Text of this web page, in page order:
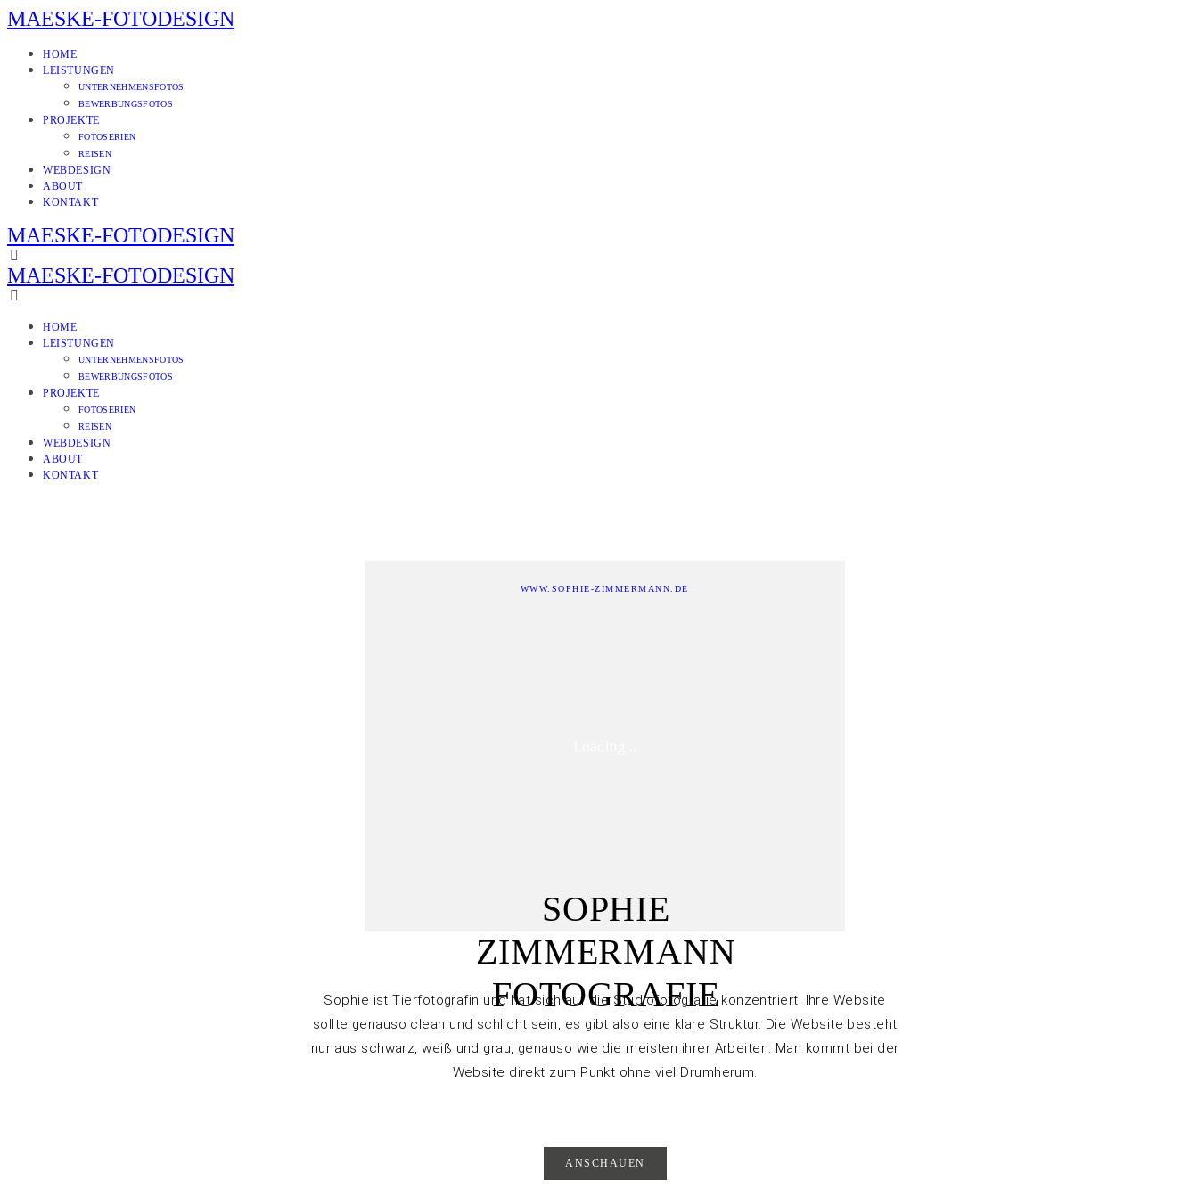
MAESKE-FOTODESIGN
HOME
LEISTUNGEN
UNTERNEHMENSFOTOS
BEWERBUNGSFOTOS
PROJEKTE
FOTOSERIEN
REISEN
WEBDESIGN
ABOUT
KONTAKT
MAESKE-FOTODESIGN
MAESKE-FOTODESIGN
HOME
LEISTUNGEN
UNTERNEHMENSFOTOS
BEWERBUNGSFOTOS
PROJEKTE
FOTOSERIEN
REISEN
WEBDESIGN
ABOUT
KONTAKT
WWW.SOPHIE-ZIMMERMANN.DE
SOPHIE
ZIMMERMANN
FOTOGRAFIE
Sophie ist Tierfotografin und hat sich auf die Studiofotografie konzentriert. Ihre Website
sollte genauso clean und schlicht sein, es gibt also eine klare Struktur. Die Website besteht
nur aus schwarz, weiß und grau, genauso wie die meisten ihrer Arbeiten. Man kommt bei der
Website direkt zum Punkt ohne viel Drumherum.
ANSCHAUEN